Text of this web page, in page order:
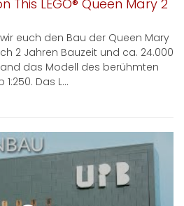
This LEGO® Queen Mary 2
euch den Bau der Queen Mary
2 Jahren Bauzeit und ca. 24.000
das Modell des berühmten
Das L...